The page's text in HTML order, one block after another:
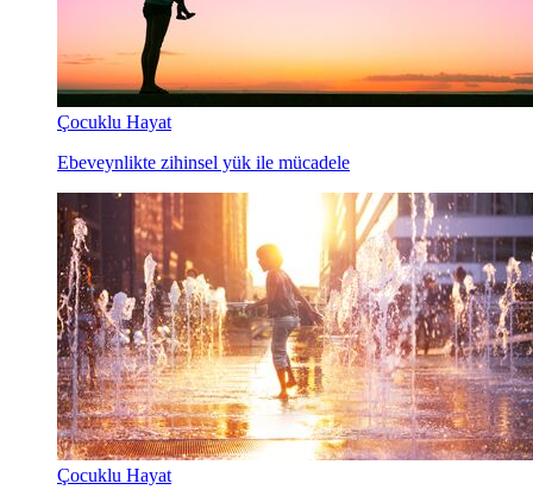
Çocuklu Hayat
Ebeveynlikte zihinsel yük ile mücadele
Çocuklu Hayat